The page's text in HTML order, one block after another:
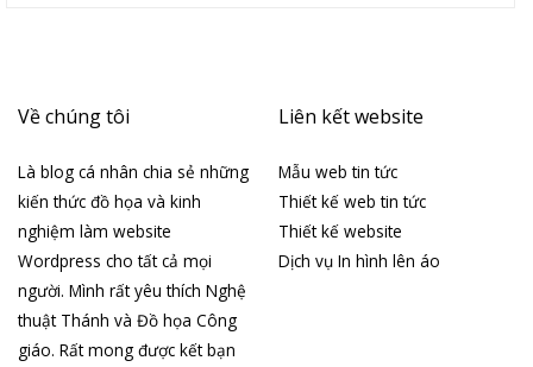
Về chúng tôi
Là blog cá nhân chia sẻ những
kiến thức đồ họa và kinh
nghiệm làm website
Wordpress cho tất cả mọi
người. Mình rất yêu thích Nghệ
thuật Thánh và Đồ họa Công
giáo. Rất mong được kết bạn
Liên kết website
Mẫu web tin tức
Thiết kế web tin tức
Thiết kế website
Dịch vụ In hình lên áo